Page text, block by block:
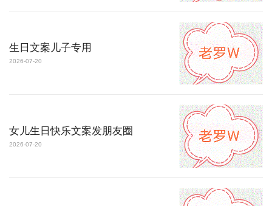
生日文案儿子专用
2026-07-20
女儿生日快乐文案发朋友圈
2026-07-20